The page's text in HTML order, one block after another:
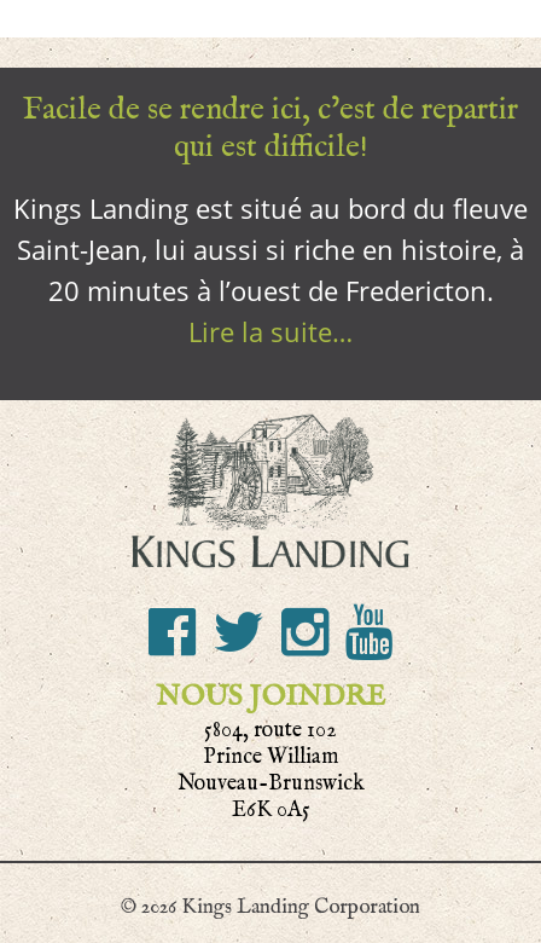
Facile de se rendre ici, c’est de repartir
qui est difficile!
Kings Landing est situé au bord du fleuve
Saint-Jean, lui aussi si riche en histoire, à
20 minutes à l’ouest de Fredericton.
Lire la suite…
NOUS JOINDRE
5804, route 102
Prince William
Nouveau-Brunswick
E6K 0A5
© 2026 Kings Landing Corporation